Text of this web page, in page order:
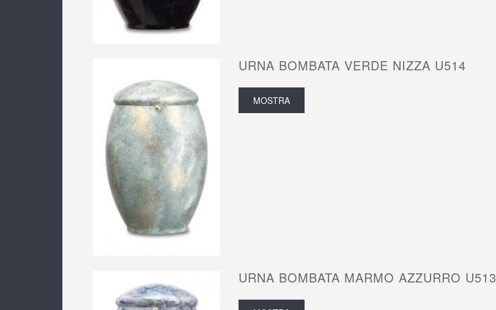
URNA BOMBATA VERDE NIZZA U514
MOSTRA
URNA BOMBATA MARMO AZZURRO U513